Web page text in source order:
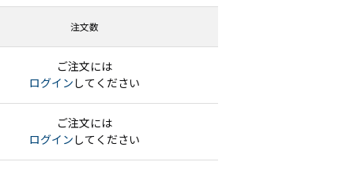
注文数
ご注文には
ログイン してください
ご注文には
ログイン してください